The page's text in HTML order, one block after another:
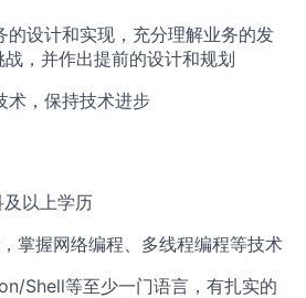
的设计和实现，充分理解业务的发
，并作出提前的设计和规划
术，保持技术进步
及以上学历
掌握网络编程、多线程编程等技术
Shell等至少一门语言，有扎实的